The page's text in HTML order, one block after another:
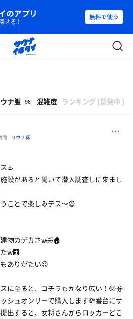
のアプリ
せる！
無料で使う
ナ飯 96 混雑度 ランキング (開発中 )
問 サウナ飯
ス♨️
設があると聞いて潜入調査しに来まし
ことで楽しみデス〜😨
物のデカさw🤣🏠
w🛗
ありがたい😌
に至ると、コチラもかなり広い！😲券
シュオンリーで購入します💸番台にサ
出すると、女将さんからロッカーどこ